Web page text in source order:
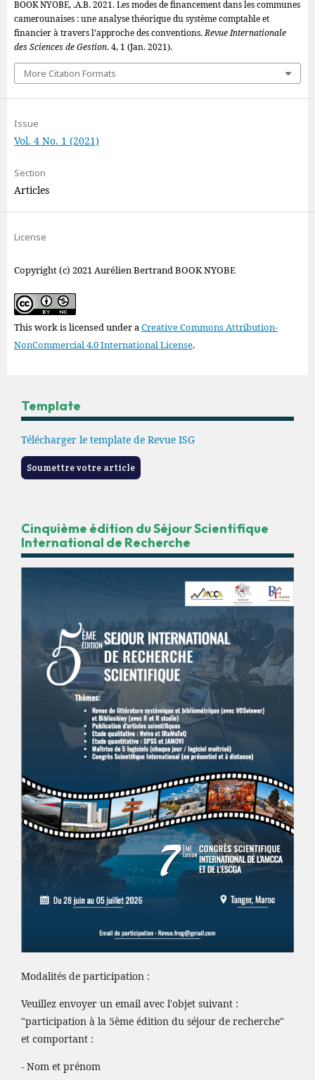
BOOK NYOBE, .A.B. 2021. Les modes de financement dans les communes
camerounaises : une analyse théorique du système comptable et
financier à travers l’approche des conventions.Revue Internationale
des Sciences de Gestion. 4, 1 (Jan. 2021).
More Citation Formats
Issue
Vol. 4 No. 1 (2021)
Section
Articles
License
Copyright (c) 2021 Aurélien Bertrand BOOK NYOBE
This work is licensed under aCreative Commons Attribution-
NonCommercial 4.0 International License.
Template
Télécharger le template de Revue ISG
Soumettre votre article
Cinquième édition du Séjour Scientifique
International de Recherche
Modalités de participation :
Veuillez envoyer un email avec l'objet suivant :
"participation à la 5ème édition du séjour de recherche"
et comportant :
- Nom et prénom